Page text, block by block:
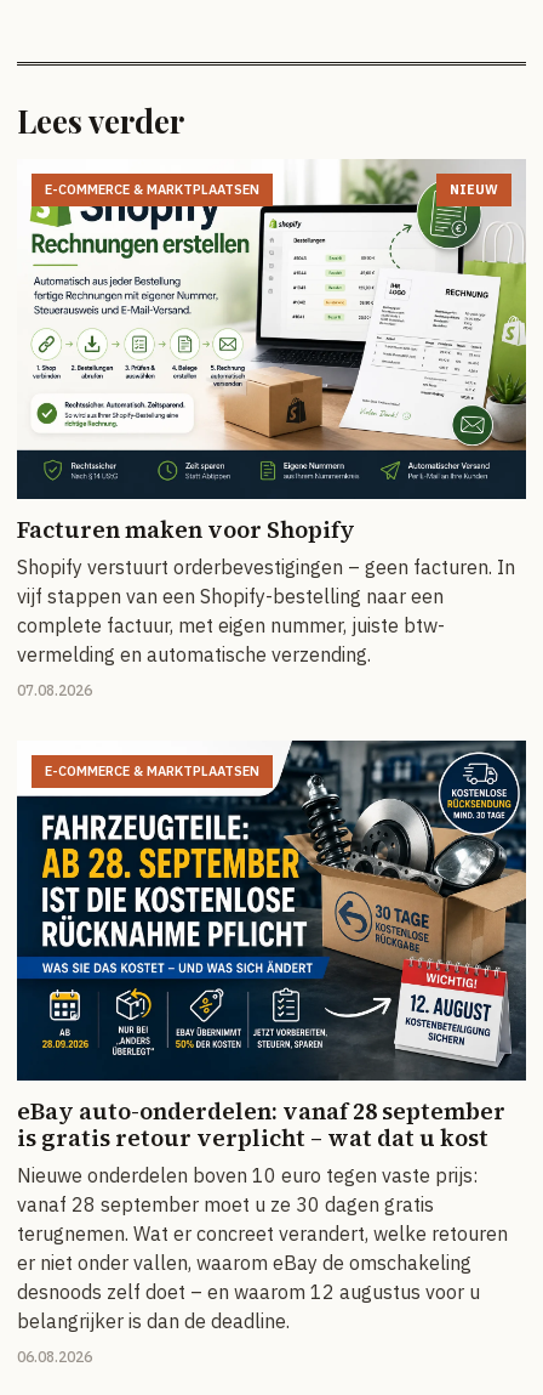
Lees verder
E-COMMERCE & MARKTPLAATSEN NIEUW
Facturen maken voor Shopify
Shopify verstuurt orderbevestigingen – geen facturen. In
vijf stappen van een Shopify-bestelling naar een
complete factuur, met eigen nummer, juiste btw-
vermelding en automatische verzending.
07.08.2026
E-COMMERCE & MARKTPLAATSEN
eBay auto-onderdelen: vanaf 28 september
is gratis retour verplicht – wat dat u kost
Nieuwe onderdelen boven 10 euro tegen vaste prijs:
vanaf 28 september moet u ze 30 dagen gratis
terugnemen. Wat er concreet verandert, welke retouren
er niet onder vallen, waarom eBay de omschakeling
desnoods zelf doet – en waarom 12 augustus voor u
belangrijker is dan de deadline.
06.08.2026